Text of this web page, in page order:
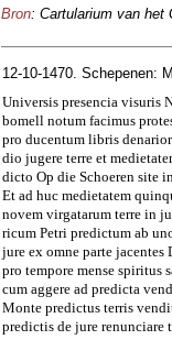
Bron: Cartularium van het
12-10-1470. Schepenen:
Universis presencia visuris
bomell notum facimus
pro ducentum libris
dio jugere terre et
dicto Op die Schoeren site
Et ad huc medietatem
novem virgatarum terre in
ricum Petri predictum ab
jure ex omne parte
pro tempore mense spiritus
cum aggere ad predicta
Monte predictus terris
predictis de jure renunciare